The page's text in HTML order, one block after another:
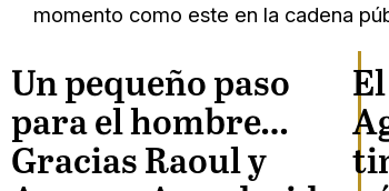
momento como este en la cadena
Un pequeño paso
para el hombre…
Gracias Raoul y